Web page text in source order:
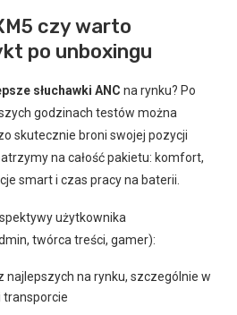
czy warto
po unboxingu
słuchawki ANC na rynku? Po
godzinach testów można
skutecznie broni swojej pozycji
na całość pakietu: komfort,
smart i czas pracy na baterii.
użytkownika
twórca treści, gamer):
najlepszych na rynku, szczególnie w
transporcie